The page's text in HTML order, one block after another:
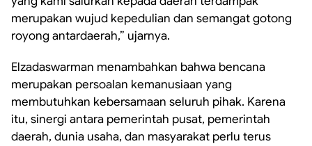
merupakan wujud kepedulian dan semangat gotong
royong antardaerah,” ujarnya.
Elzadaswarman menambahkan bahwa bencana
merupakan persoalan kemanusiaan yang
membutuhkan kebersamaan seluruh pihak. Karena
itu, sinergi antara pemerintah pusat, pemerintah
daerah, dunia usaha, dan masyarakat perlu terus